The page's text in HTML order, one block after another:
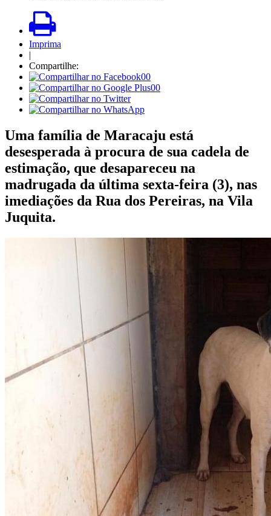
Imprima
|
Compartilhe:
00
00
Uma família de Maracaju está
desesperada à procura de sua cadela de
estimação, que desapareceu na
madrugada da última sexta-feira (3), nas
imediações da Rua dos Pereiras, na Vila
Juquita.